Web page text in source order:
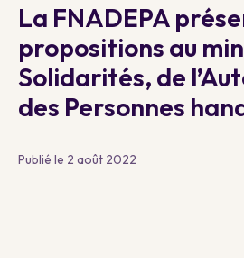
La FNADEPA
propositions au
Solidarités, de
des Personnes
Publié le 2 août 2022